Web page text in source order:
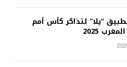
“يلا” لتذاكر كأس أمم
2025